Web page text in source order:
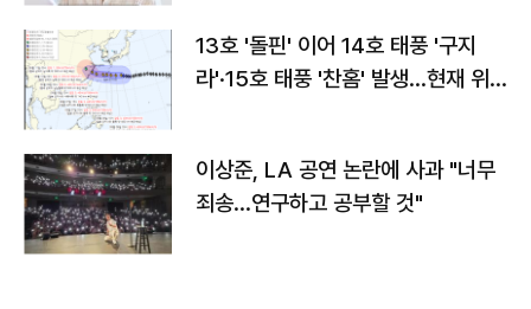
13호 '돌핀' 이어 14호 태풍 '구지
라'·15호 태풍 '찬홈' 발생…현재 위
이상준, LA 공연 논란에 사과 "너무
죄송…연구하고 공부할 것"